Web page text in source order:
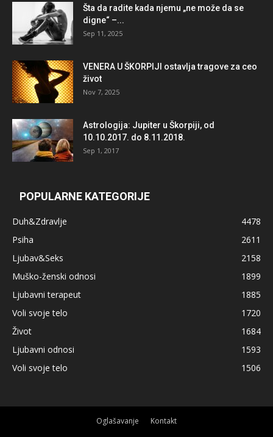
Šta da radite kada njemu „ne može da se
digne“ –...
Sep 11, 2025
VENERA U ŠKORPIJI ostavlja tragove za ceo
život
Nov 7, 2025
Astrologija: Jupiter u Škorpiji, od
10.10.2017. do 8.11.2018.
Sep 1, 2017
POPULARNE KATEGORIJE
Duh&Zdravlje
4478
Psiha
2611
Ljubav&Seks
2158
Muško-ženski odnosi
1899
Ljubavni terapeut
1885
Voli svoje telo
1720
Život
1684
Ljubavni odnosi
1593
Voli svoje telo
1506
Oglašavanje Kontakt